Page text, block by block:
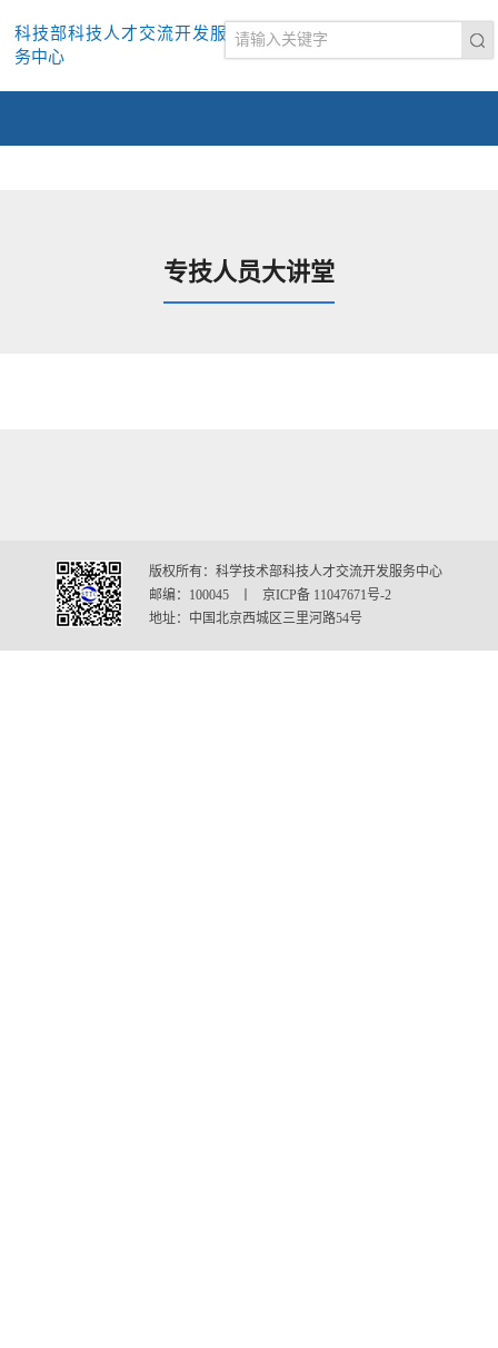
科技部科技人才交流开发服
务中心
专技人员大讲堂
版权所有：科学技术部科技人才交流开发服务中心
邮编：100045 丨 京ICP备 11047671号-2
地址：中国北京西城区三里河路54号